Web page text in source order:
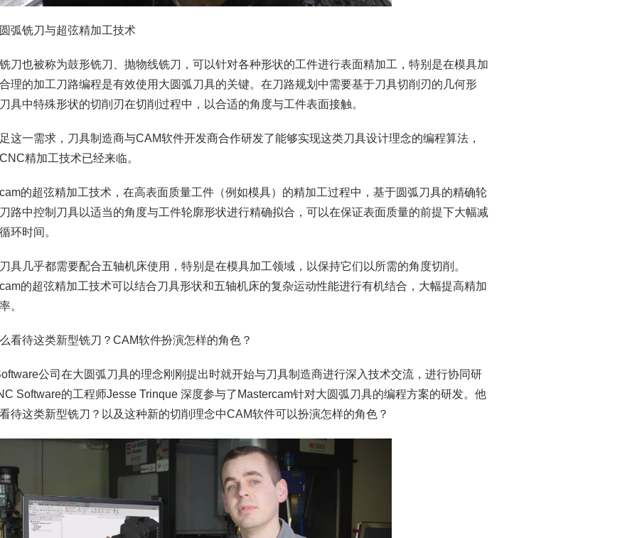
弧铣刀与超弦精加工技术
刀也被称为鼓形铣刀、抛物线铣刀，可以针对各种形状的工件进行表面精加工，特别是在模具加
理的加工刀路编程是有效使用大圆弧刀具的关键。在刀路规划中需要基于刀具切削刃的几何形
具中特殊形状的切削刃在切削过程中，以合适的角度与工件表面接触。
这一需求，刀具制造商与CAM软件开发商合作研发了能够实现这类刀具设计理念的编程算法，
精加工技术已经来临。
的超弦精加工技术，在高表面质量工件（例如模具）的精加工过程中，基于圆弧刀具的精确轮
路中控制刀具以适当的角度与工件轮廓形状进行精确拟合，可以在保证表面质量的前提下大幅减
环时间。
具几乎都需要配合五轴机床使用，特别是在模具加工领域，以保持它们以所需的角度切削。
的超弦精加工技术可以结合刀具形状和五轴机床的复杂运动性能进行有机结合，大幅提高精加
。
看待这类新型铣刀？CAM软件扮演怎样的角色？
公司在大圆弧刀具的理念刚刚提出时就开始与刀具制造商进行深入技术交流，进行协同研
Software的工程师Jesse Trinque 深度参与了Mastercam针对大圆弧刀具的编程方案的研发。他
待这类新型铣刀？以及这种新的切削理念中CAM软件可以扮演怎样的角色？